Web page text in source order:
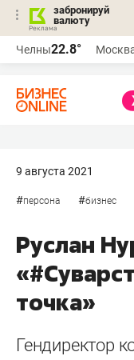
забронируй
валюту
Челны22.8°
9 августа 2021
#персона #бизнес
Руслан
точка»
Гендиректор